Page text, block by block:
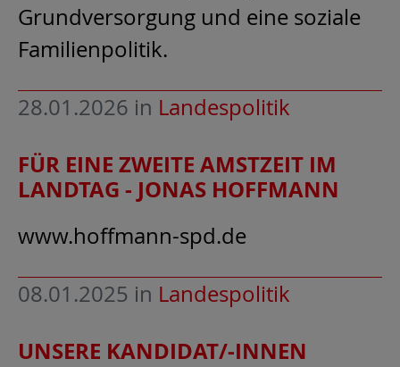
Grundversorgung und eine soziale
Familienpolitik.
28.01.2026 in Landespolitik
FÜR EINE ZWEITE AMSTZEIT IM
LANDTAG - JONAS HOFFMANN
www.hoffmann-spd.de
08.01.2025 in Landespolitik
UNSERE KANDIDAT/-INNEN